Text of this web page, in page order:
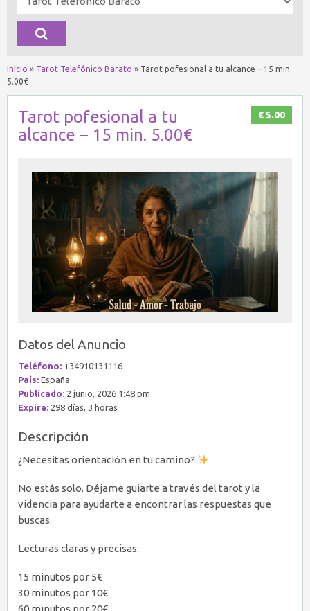
Inicio » Tarot Telefónico Barato » Tarot pofesional a tu alcance – 15 min.
5.00€
€ 5.00
Tarot pofesional a tu
alcance – 15 min. 5.00€
Datos del Anuncio
Teléfono: +34910131116
País: España
Publicado: 2 junio, 2026 1:48 pm
Expira: 298 días, 3 horas
Descripción
¿Necesitas orientación en tu camino?
No estás solo. Déjame guiarte a través del tarot y la
videncia para ayudarte a encontrar las respuestas que
buscas.
Lecturas claras y precisas:
15 minutos por 5€
30 minutos por 10€